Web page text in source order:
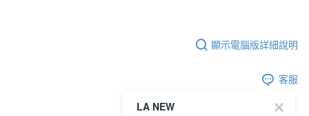
顯示電腦版詳細說明
客服
LA NEW